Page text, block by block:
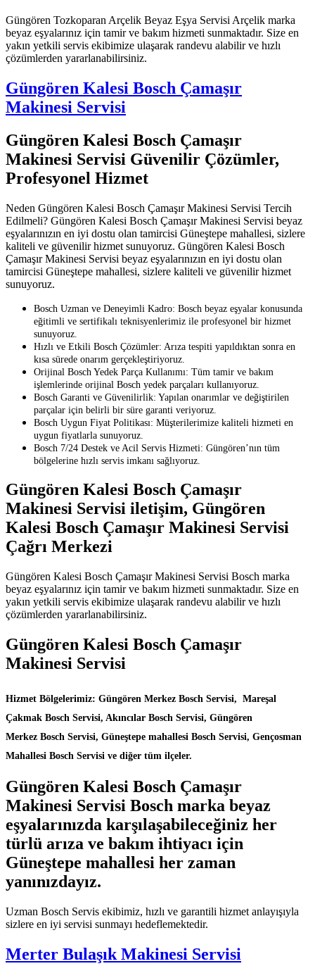
Güngören Tozkoparan Arçelik Beyaz Eşya Servisi Arçelik marka
beyaz eşyalarınız için tamir ve bakım hizmeti sunmaktadır. Size en
yakın yetkili servis ekibimize ulaşarak randevu alabilir ve hızlı
çözümlerden yararlanabilirsiniz.
Güngören Kalesi Bosch Çamaşır
Makinesi Servisi
Güngören Kalesi Bosch Çamaşır
Makinesi Servisi Güvenilir Çözümler,
Profesyonel Hizmet
Neden Güngören Kalesi Bosch Çamaşır Makinesi Servisi Tercih
Edilmeli? Güngören Kalesi Bosch Çamaşır Makinesi Servisi beyaz
eşyalarınızın en iyi dostu olan tamircisi Güneştepe mahallesi, sizlere
kaliteli ve güvenilir hizmet sunuyoruz. Güngören Kalesi Bosch
Çamaşır Makinesi Servisi beyaz eşyalarınızın en iyi dostu olan
tamircisi Güneştepe mahallesi, sizlere kaliteli ve güvenilir hizmet
sunuyoruz.
Bosch Uzman ve Deneyimli Kadro: Bosch beyaz eşyalar konusunda
eğitimli ve sertifikalı teknisyenlerimiz ile profesyonel bir hizmet
sunuyoruz.
Hızlı ve Etkili Bosch Çözümler: Arıza tespiti yapıldıktan sonra en
kısa sürede onarım gerçekleştiriyoruz.
Orijinal Bosch Yedek Parça Kullanımı: Tüm tamir ve bakım
işlemlerinde orijinal Bosch yedek parçaları kullanıyoruz.
Bosch Garanti ve Güvenilirlik: Yapılan onarımlar ve değiştirilen
parçalar için belirli bir süre garanti veriyoruz.
Bosch Uygun Fiyat Politikası: Müşterilerimize kaliteli hizmeti en
uygun fiyatlarla sunuyoruz.
Bosch 7/24 Destek ve Acil Servis Hizmeti: Güngören’nın tüm
bölgelerine hızlı servis imkanı sağlıyoruz.
Güngören Kalesi Bosch Çamaşır
Makinesi Servisi iletişim, Güngören
Kalesi Bosch Çamaşır Makinesi Servisi
Çağrı Merkezi
Güngören Kalesi Bosch Çamaşır Makinesi Servisi Bosch marka
beyaz eşyalarınız için tamir ve bakım hizmeti sunmaktadır. Size en
yakın yetkili servis ekibimize ulaşarak randevu alabilir ve hızlı
çözümlerden yararlanabilirsiniz.
Güngören Kalesi Bosch Çamaşır
Makinesi Servisi
Hizmet Bölgelerimiz: Güngören Merkez Bosch Servisi, Mareşal
Çakmak Bosch Servisi, Akıncılar Bosch Servisi, Güngören
Merkez Bosch Servisi, Güneştepe mahallesi Bosch Servisi, Gençosman
Mahallesi Bosch Servisi ve diğer tüm ilçeler.
Güngören Kalesi Bosch Çamaşır
Makinesi Servisi Bosch marka beyaz
eşyalarınızda karşılaşabileceğiniz her
türlü arıza ve bakım ihtiyacı için
Güneştepe mahallesi her zaman
yanınızdayız.
Uzman Bosch Servis ekibimiz, hızlı ve garantili hizmet anlayışıyla
sizlere en iyi servisi sunmayı hedeflemektedir.
Merter Bulaşık Makinesi Servisi